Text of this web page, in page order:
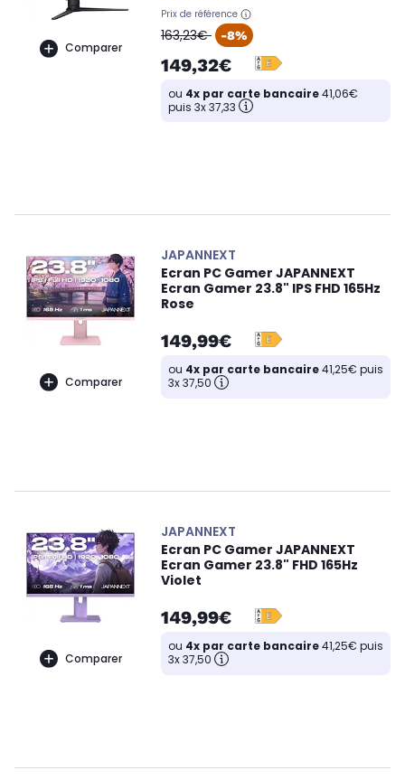
Comparer
Prix de référence
oldPrice
163,23€ -8%
149,32€
ou 4x par carte bancaire41,06€
puis 3x 37,33
Comparer
JAPANNEXT
Ecran PC Gamer JAPANNEXT
Ecran Gamer 23.8" IPS FHD 165Hz
Rose
149,99€
ou 4x par carte bancaire41,25€ puis
3x 37,50
Comparer
JAPANNEXT
Ecran PC Gamer JAPANNEXT
Ecran Gamer 23.8" FHD 165Hz
Violet
149,99€
ou 4x par carte bancaire41,25€ puis
3x 37,50